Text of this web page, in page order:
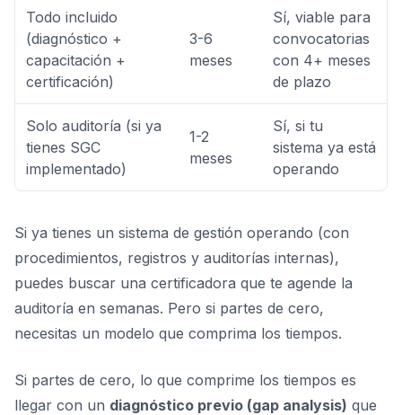
Todo incluido
(diagnóstico +
capacitación +
certificación)
3-6
meses
Sí, viable para
convocatorias
con 4+ meses
de plazo
Solo auditoría (si ya
tienes SGC
implementado)
1-2
meses
Sí, si tu
sistema ya está
operando
Si ya tienes un sistema de gestión operando (con
procedimientos, registros y auditorías internas),
puedes buscar una certificadora que te agende la
auditoría en semanas. Pero si partes de cero,
necesitas un modelo que comprima los tiempos.
Si partes de cero, lo que comprime los tiempos es
llegar con un diagnóstico previo (gap analysis) que